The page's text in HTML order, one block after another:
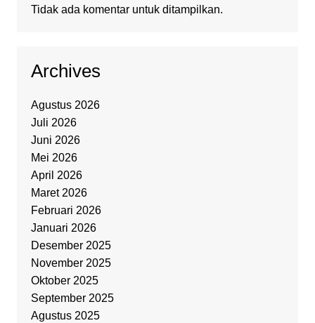
Tidak ada komentar untuk ditampilkan.
Archives
Agustus 2026
Juli 2026
Juni 2026
Mei 2026
April 2026
Maret 2026
Februari 2026
Januari 2026
Desember 2025
November 2025
Oktober 2025
September 2025
Agustus 2025